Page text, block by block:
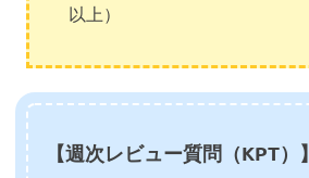
以上）
【週次レビュー質問（KPT）】